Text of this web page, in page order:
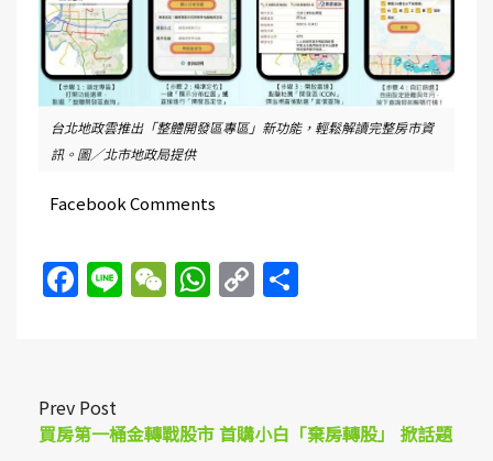
台北地政雲推出「整體開發區專區」新功能，輕鬆解讀完整房市資
訊。圖／北市地政局提供
Facebook Comments
Facebook
LineWeChat
WhatsApp
Copy
Prev Post
買房第一桶金轉戰股市 首購小白「棄房轉股」 掀話題